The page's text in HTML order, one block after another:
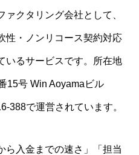
クタリング会社として、
性・ノンリコース契約対応
いるサービスです。所在地
15号 Win Aoyamaビル
388で運営されています。
ら入金までの速さ」「担当